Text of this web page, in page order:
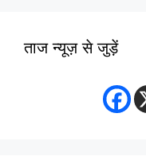
ताज न्यूज़ से जुड़ें